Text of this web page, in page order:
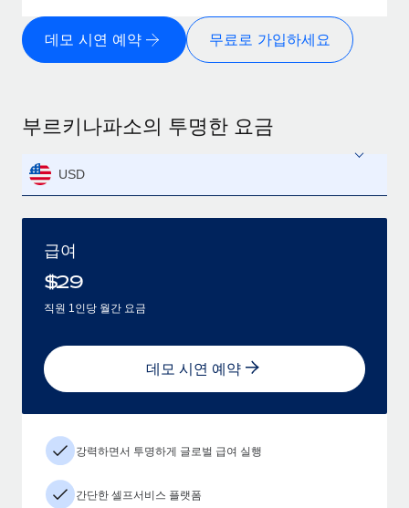
데모 시연 예약 무료로 가입하세요
부르키나파소의 투명한 요금
USD
급여
$29
직원 1인당 월간 요금
데모 시연 예약
강력하면서 투명하게 글로벌 급여 실행
간단한 셀프서비스 플랫폼